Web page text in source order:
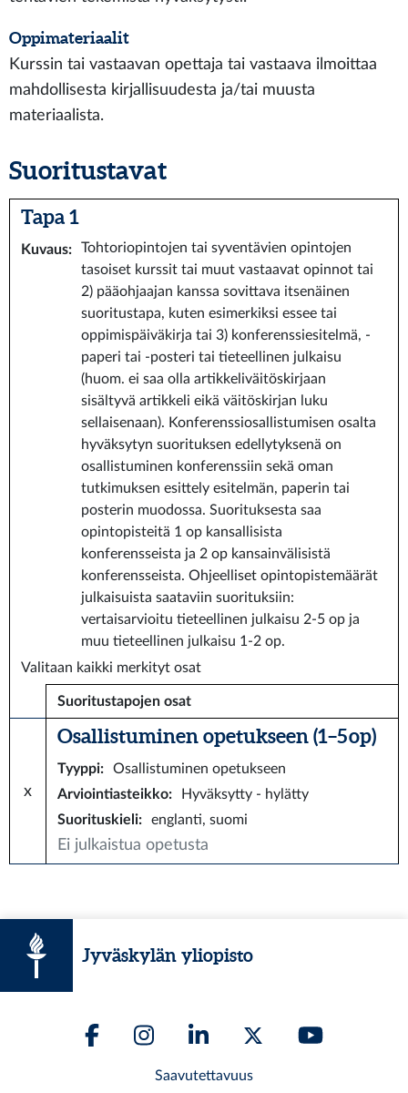
Oppimateriaalit
Kurssin tai vastaavan opettaja tai vastaava ilmoittaa
mahdollisesta kirjallisuudesta ja/tai muusta
materiaalista.
Suoritustavat
Tapa 1
Kuvaus:
Tohtoriopintojen tai syventävien opintojen
tasoiset kurssit tai muut vastaavat opinnot tai
2) pääohjaajan kanssa sovittava itsenäinen
suoritustapa, kuten esimerkiksi essee tai
oppimispäiväkirja tai 3) konferenssiesitelmä, -
paperi tai -posteri tai tieteellinen julkaisu
(huom. ei saa olla artikkeliväitöskirjaan
sisältyvä artikkeli eikä väitöskirjan luku
sellaisenaan). Konferenssiosallistumisen osalta
hyväksytyn suorituksen edellytyksenä on
osallistuminen konferenssiin sekä oman
tutkimuksen esittely esitelmän, paperin tai
posterin muodossa. Suorituksesta saa
opintopisteitä 1 op kansallisista
konferensseista ja 2 op kansainvälisistä
konferensseista. Ohjeelliset opintopistemäärät
julkaisuista saataviin suorituksiin:
vertaisarvioitu tieteellinen julkaisu 2-5 op ja
muu tieteellinen julkaisu 1-2 op.
Valitaan kaikki merkityt osat
Suoritustapojen osat
x
Osallistuminen opetukseen (1–5 op)
Tyyppi:
Osallistuminen opetukseen
Arviointiasteikko:
Hyväksytty - hylätty
Suorituskieli: englanti, suomi
Ei julkaistua opetusta
Jyväskylän yliopisto
Saavutettavuus